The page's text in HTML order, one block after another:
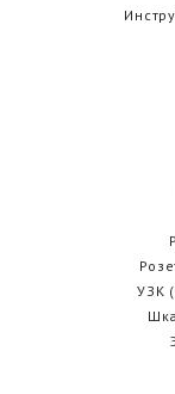
УЗК